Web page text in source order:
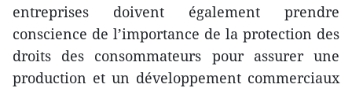
entreprises doivent également prendre
conscience de l’importance de la protection des
droits des consommateurs pour assurer une
production et un développement commerciaux